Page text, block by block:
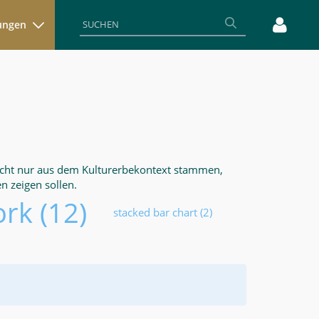
nur aus dem Kulturerbekontext stammen,
zeigen sollen.
(12) stacked bar chart (2)